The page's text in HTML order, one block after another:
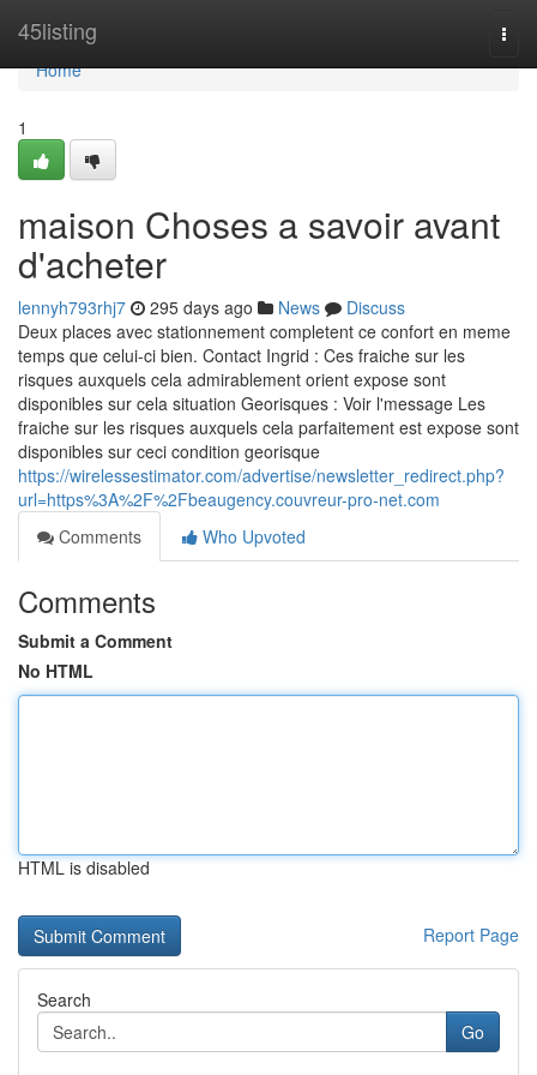
45listing
Home
Home
1
maison Choses a savoir avant
d'acheter
lennyh793rhj7 295 days ago News
Discuss
Deux places avec stationnement completent ce confort en meme
temps que celui-ci bien. Contact Ingrid : Ces fraiche sur les
risques auxquels cela admirablement orient expose sont
disponibles sur cela situation Georisques : Voir l'message Les
fraiche sur les risques auxquels cela parfaitement est expose sont
disponibles sur ceci condition georisque
https://wirelessestimator.com/advertise/newsletter_redirect.php?
url=https%3A%2F%2Fbeaugency.couvreur-pro-net.com
Comments
Who Upvoted
Comments
Submit a Comment
No HTML
HTML is disabled
Report Page
Search
Go